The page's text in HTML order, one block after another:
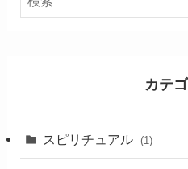
カテ
スピリチュアル (1)